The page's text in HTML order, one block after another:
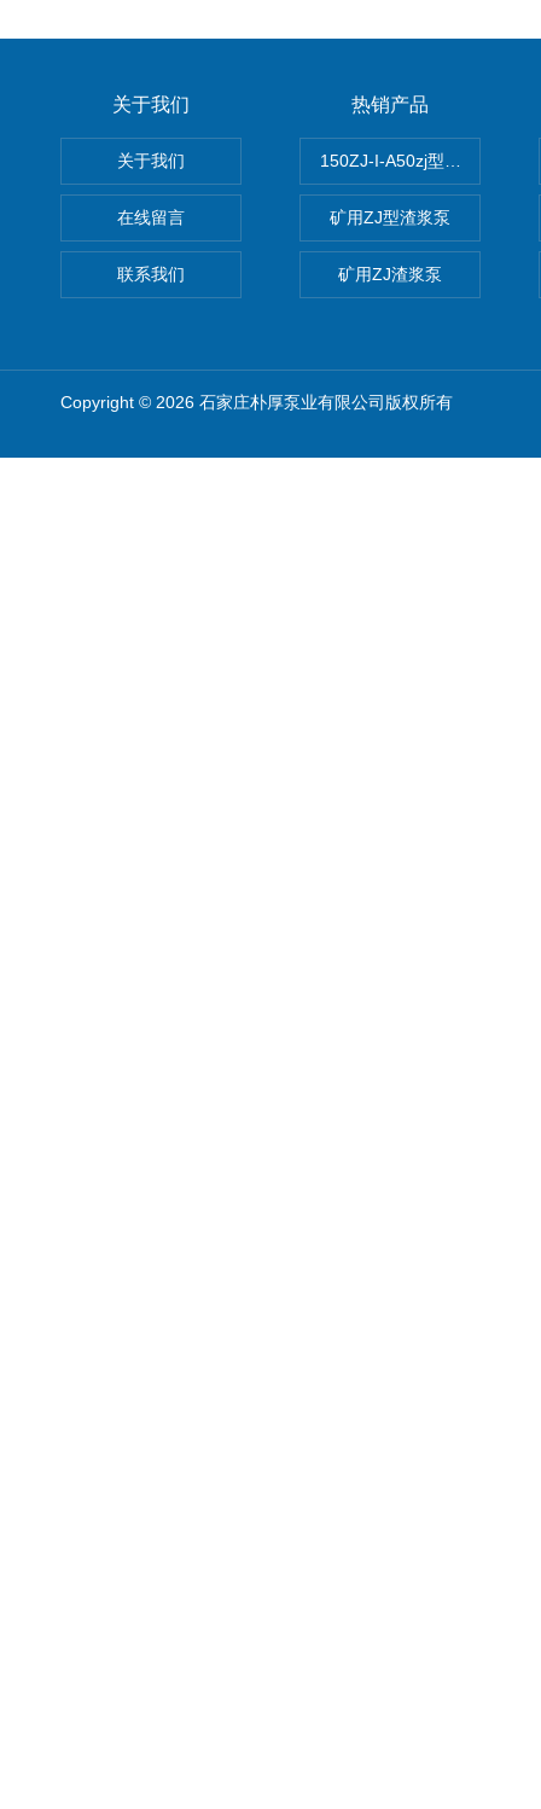
关于我们
关于我们
在线留言
联系我们
热销产品
150ZJ-I-A50zj型渣浆泵
矿用ZJ型渣浆泵
矿用ZJ渣浆泵
Copyright © 2026 石家庄朴厚泵业有限公司版权所有